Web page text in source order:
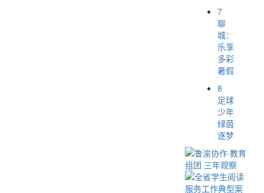
7
聊
城：
乐享
多彩
暑假
8
足球
少年
绿茵
逐梦